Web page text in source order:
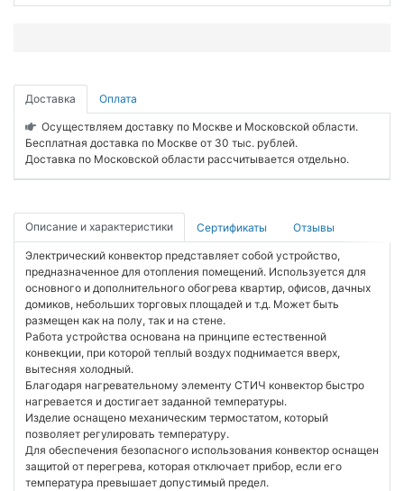
Доставка Оплата
Осуществляем доставку по Москве и Московской области.
Бесплатная доставка по Москве от 30 тыс. рублей.
Доставка по Московской области рассчитывается отдельно.
Описание и характеристики Сертификаты Отзывы
Электрический конвектор представляет собой устройство,
предназначенное для отопления помещений. Используется для
основного и дополнительного обогрева квартир, офисов, дачных
домиков, небольших торговых площадей и т.д. Может быть
размещен как на полу, так и на стене.
Работа устройства основана на принципе естественной
конвекции, при которой теплый воздух поднимается вверх,
вытесняя холодный.
Благодаря нагревательному элементу СТИЧ конвектор быстро
нагревается и достигает заданной температуры.
Изделие оснащено механическим термостатом, который
позволяет регулировать температуру.
Для обеспечения безопасного использования конвектор оснащен
защитой от перегрева, которая отключает прибор, если его
температура превышает допустимый предел.